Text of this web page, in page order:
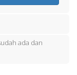
ada dan